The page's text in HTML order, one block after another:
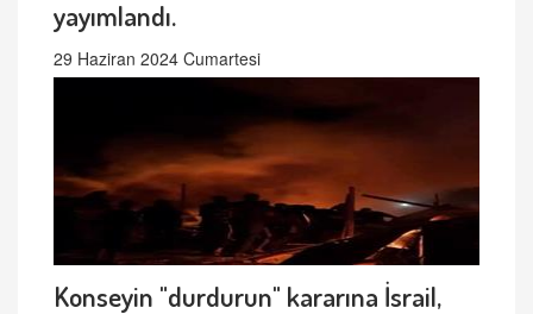
yayımlandı.
29 Haziran 2024 Cumartesi
Konseyin "durdurun" kararına İsrail,